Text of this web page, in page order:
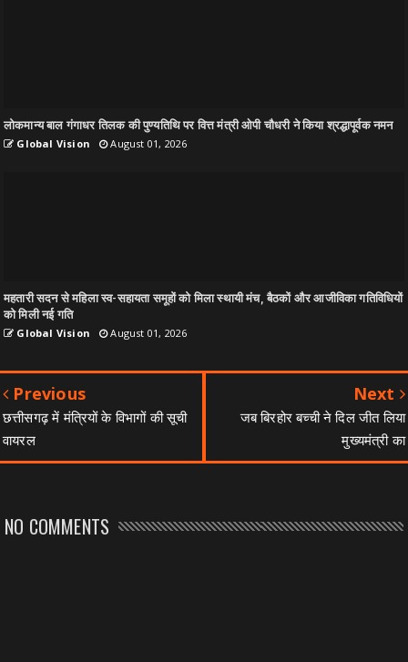
लोकमान्य बाल गंगाधर तिलक की पुण्यतिथि पर वित्त मंत्री ओपी चौधरी ने किया श्रद्धापूर्वक नमन
Global Vision August 01, 2026
महतारी सदन से महिला स्व-सहायता समूहों को मिला स्थायी मंच, बैठकों और आजीविका गतिविधियों
को मिली नई गति
Global Vision August 01, 2026
Previous
छत्तीसगढ़ में मंत्रियों के विभागों की सूची
वायरल
Next
जब बिरहोर बच्ची ने दिल जीत लिया
मुख्यमंत्री का
NO COMMENTS